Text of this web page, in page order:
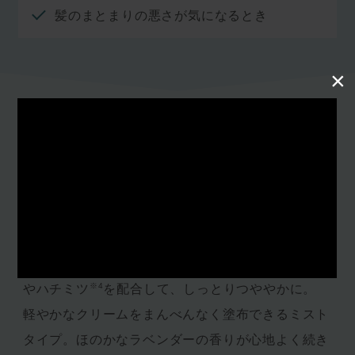
×
髪のまとまりの悪さが気になるとき
やハチミツ ※4 を配合して、しっとりつややかに。
軽やかなクリームをまんべんなく塗布できるミスト
タイプ。ほのかなラベンダーの香りが心地よく続き